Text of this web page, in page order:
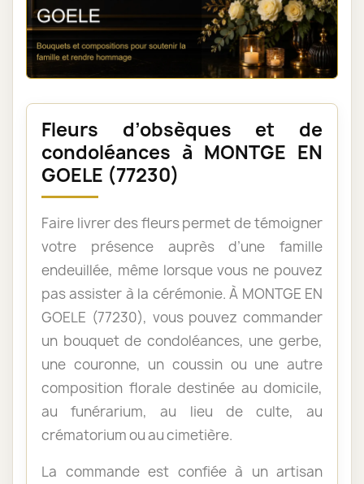
Fleurs d’obsèques et de
condoléances à MONTGE EN
GOELE (77230)
Faire livrer des fleurs permet de témoigner
votre présence auprès d’une famille
endeuillée, même lorsque vous ne pouvez
pas assister à la cérémonie. À MONTGE EN
GOELE (77230), vous pouvez commander
un bouquet de condoléances, une gerbe,
une couronne, un coussin ou une autre
composition florale destinée au domicile,
au funérarium, au lieu de culte, au
crématorium ou au cimetière.
La commande est confiée à un artisan